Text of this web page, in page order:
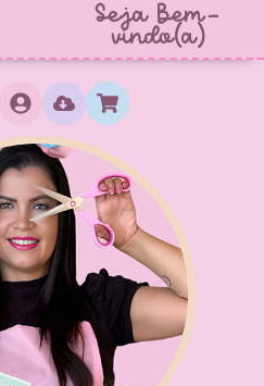
Seja Bem-
vindo(a)